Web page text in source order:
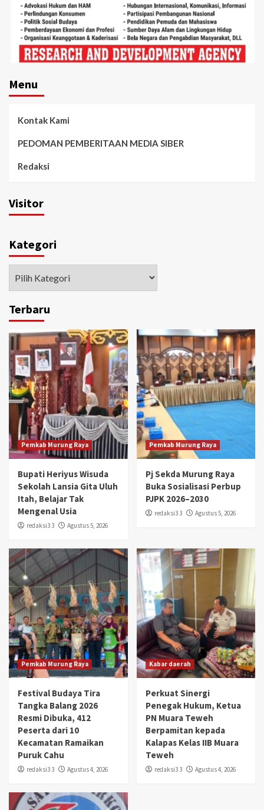
Menu
Kontak Kami
PEDOMAN PEMBERITAAN MEDIA SIBER
Redaksi
Visitor
Kategori
Terbaru
Pemkab Murung Raya
Bupati Heriyus Wisuda
Sekolah Lansia Gita Uluh
Itah, Belajar Tak
Mengenal Usia
redaksi3 3 Agustus 5, 2026
Pemkab Murung Raya
Pj Sekda Murung Raya
Buka Sosialisasi Perbup
PJPK 2026–2030
redaksi3 3 Agustus 5, 2026
Pemkab Murung Raya
Festival Budaya Tira
Tangka Balang 2026
Resmi Dibuka, 412
Peserta dari 10
Kecamatan Ramaikan
Puruk Cahu
redaksi3 3 Agustus 4, 2026
Kabar daerah
Perkuat Sinergi
Penegak Hukum, Ketua
PN Muara Teweh
Berpamitan kepada
Kalapas Kelas IIB Muara
Teweh
redaksi3 3 Agustus 4, 2026